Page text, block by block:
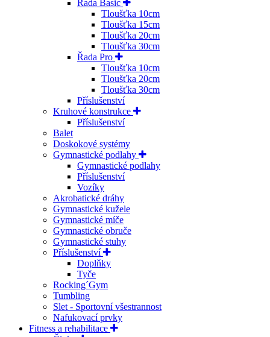
Řada Basic
Tloušťka 10cm
Tloušťka 15cm
Tloušťka 20cm
Tloušťka 30cm
Řada Pro
Tloušťka 10cm
Tloušťka 20cm
Tloušťka 30cm
Příslušenství
Kruhové konstrukce
Příslušenství
Balet
Doskokové systémy
Gymnastické podlahy
Gymnastické podlahy
Příslušenství
Vozíky
Akrobatické dráhy
Gymnastické kužele
Gymnastické míče
Gymnastické obruče
Gymnastické stuhy
Příslušenství
Doplňky
Tyče
Rocking´Gym
Tumbling
Slet - Sportovní všestrannost
Nafukovací prvky
Fitness a rehabilitace